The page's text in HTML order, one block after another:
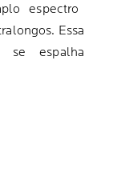
espectro
Essa
se espalha